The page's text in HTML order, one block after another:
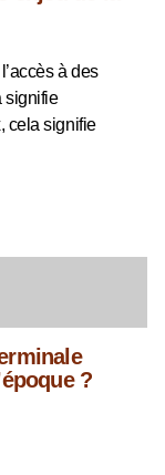
à des
signifie
cela signifie
?